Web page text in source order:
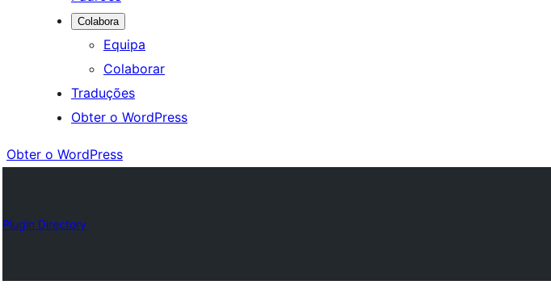
Colabora
Equipa
Colaborar
Traduções
Obter o WordPress
Obter o WordPress
Plugin Directory